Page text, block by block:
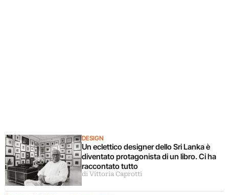
DESIGN
Un eclettico designer dello Sri Lanka è
diventato protagonista di un libro. Ci ha
raccontato tutto
di Vittoria Caprotti